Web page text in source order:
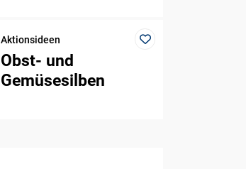
Aktionsideen
Obst- und
Gemüsesilben